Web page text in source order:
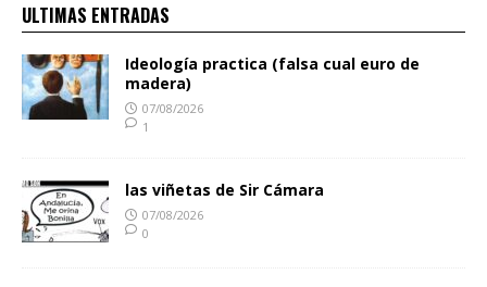
ULTIMAS ENTRADAS
Ideología practica (falsa cual euro de
madera)
07/08/2026
1
las viñetas de Sir Cámara
07/08/2026
0